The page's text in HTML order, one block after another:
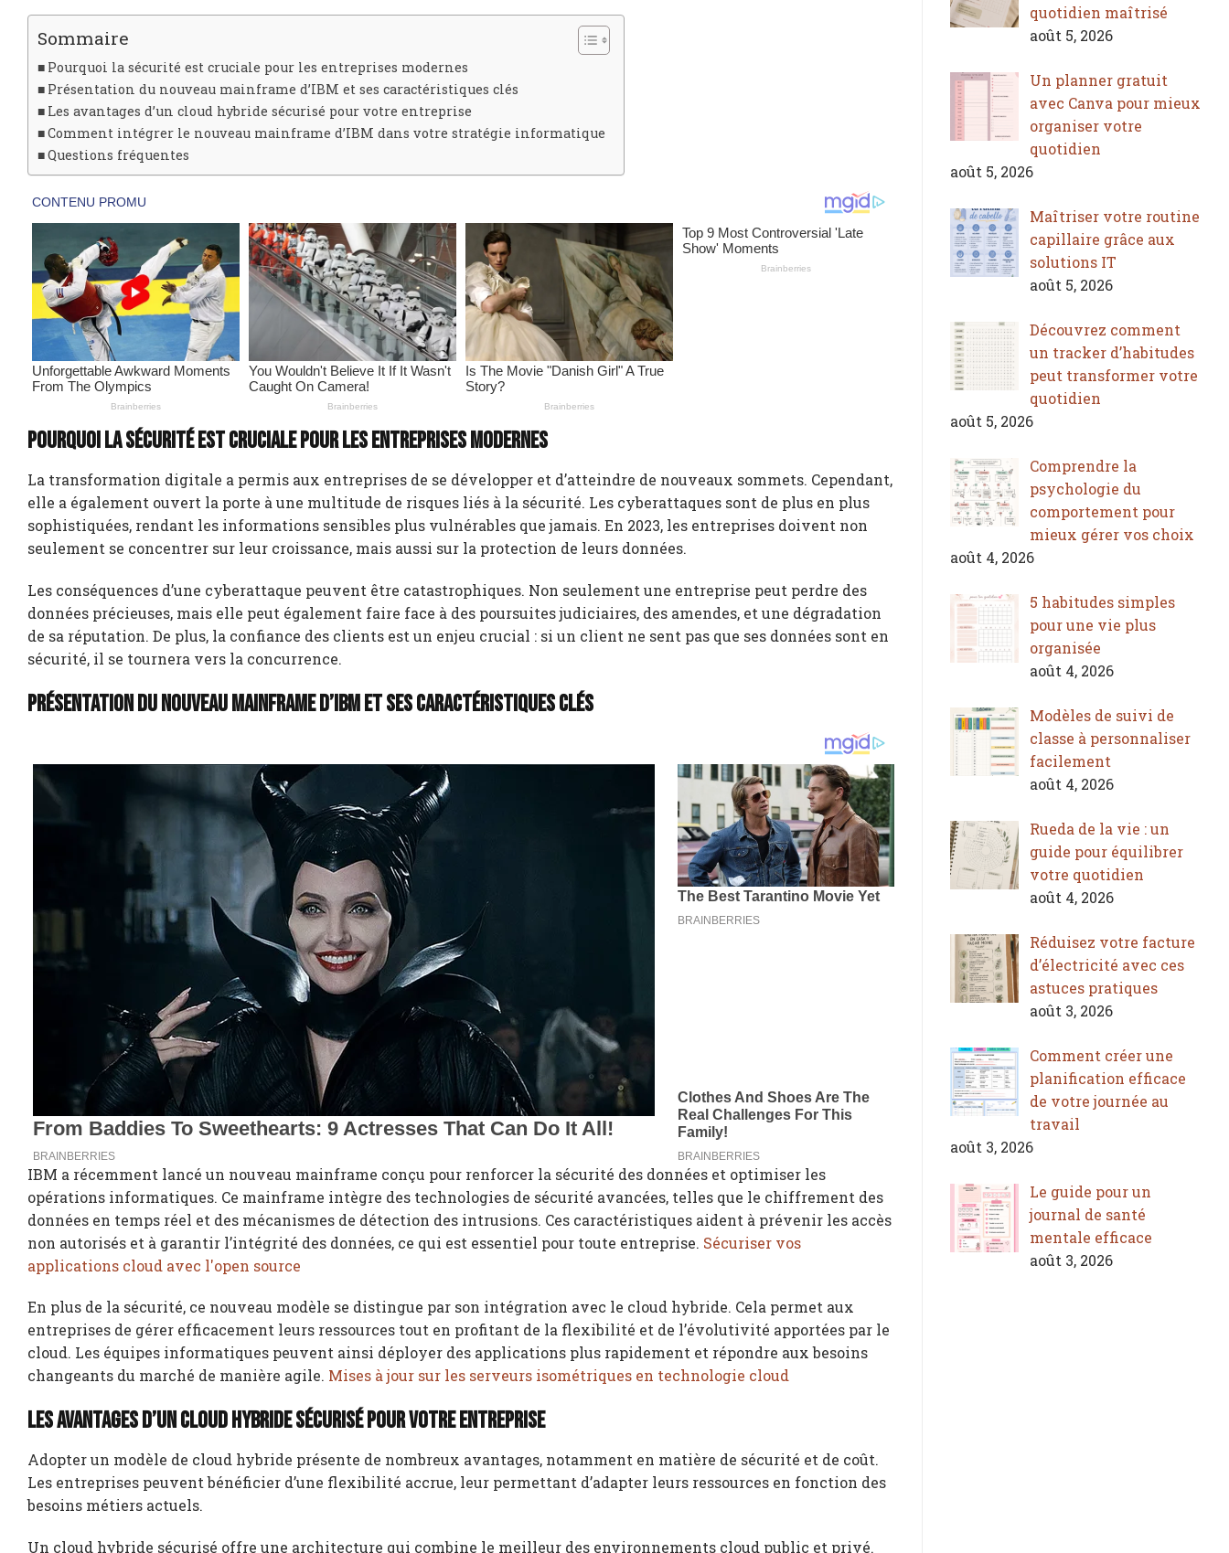
Sommaire
Pourquoi la sécurité est cruciale pour les entreprises modernes
Présentation du nouveau mainframe d’IBM et ses caractéristiques clés
Les avantages d’un cloud hybride sécurisé pour votre entreprise
Comment intégrer le nouveau mainframe d’IBM dans votre stratégie informatique
Questions fréquentes
Pourquoi la sécurité est cruciale pour les entreprises modernes
La transformation digitale a permis aux entreprises de se développer et d’atteindre de nouveaux sommets. Cependant,
elle a également ouvert la porte à une multitude de risques liés à la sécurité. Les cyberattaques sont de plus en plus
sophistiquées, rendant les informations sensibles plus vulnérables que jamais. En 2023, les entreprises doivent non
seulement se concentrer sur leur croissance, mais aussi sur la protection de leurs données.
Les conséquences d’une cyberattaque peuvent être catastrophiques. Non seulement une entreprise peut perdre des
données précieuses, mais elle peut également faire face à des poursuites judiciaires, des amendes, et une dégradation
de sa réputation. De plus, la confiance des clients est un enjeu crucial : si un client ne sent pas que ses données sont en
sécurité, il se tournera vers la concurrence.
Présentation du nouveau mainframe d’IBM et ses caractéristiques clés
IBM a récemment lancé un nouveau mainframe conçu pour renforcer la sécurité des données et optimiser les
opérations informatiques. Ce mainframe intègre des technologies de sécurité avancées, telles que le chiffrement des
données en temps réel et des mécanismes de détection des intrusions. Ces caractéristiques aident à prévenir les accès
non autorisés et à garantir l’intégrité des données, ce qui est essentiel pour toute entreprise. Sécuriser vos
applications cloud avec l'open source
En plus de la sécurité, ce nouveau modèle se distingue par son intégration avec le cloud hybride. Cela permet aux
entreprises de gérer efficacement leurs ressources tout en profitant de la flexibilité et de l’évolutivité apportées par le
cloud. Les équipes informatiques peuvent ainsi déployer des applications plus rapidement et répondre aux besoins
changeants du marché de manière agile. Mises à jour sur les serveurs isométriques en technologie cloud
Les avantages d’un cloud hybride sécurisé pour votre entreprise
Adopter un modèle de cloud hybride présente de nombreux avantages, notamment en matière de sécurité et de coût.
Les entreprises peuvent bénéficier d’une flexibilité accrue, leur permettant d’adapter leurs ressources en fonction des
besoins métiers actuels.
Un cloud hybride sécurisé offre une architecture qui combine le meilleur des environnements cloud public et privé.
quotidien maîtrisé
août 5, 2026
Un planner gratuit
avec Canva pour mieux
organiser votre
quotidien
août 5, 2026
Maîtriser votre routine
capillaire grâce aux
solutions IT
août 5, 2026
Découvrez comment
un tracker d’habitudes
peut transformer votre
quotidien
août 5, 2026
Comprendre la
psychologie du
comportement pour
mieux gérer vos choix
août 4, 2026
5 habitudes simples
pour une vie plus
organisée
août 4, 2026
Modèles de suivi de
classe à personnaliser
facilement
août 4, 2026
Rueda de la vie : un
guide pour équilibrer
votre quotidien
août 4, 2026
Réduisez votre facture
d’électricité avec ces
astuces pratiques
août 3, 2026
Comment créer une
planification efficace
de votre journée au
travail
août 3, 2026
Le guide pour un
journal de santé
mentale efficace
août 3, 2026